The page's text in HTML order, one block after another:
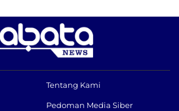
Tentang Kami
Pedoman Media Siber